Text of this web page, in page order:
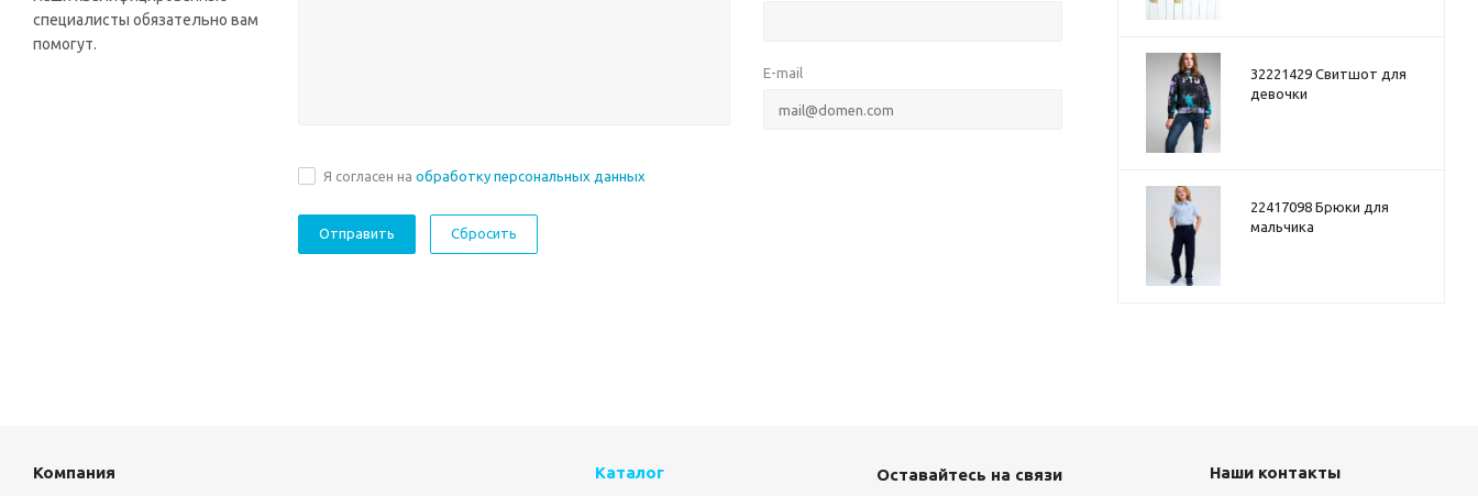
специалисты обязательно вам
помогут.
E-mail
Я согласен наобработку персональных данных
Сбросить
32221429 Свитшот для
девочки
22417098 Брюки для
мальчика
Компания Каталог Оставайтесь на связи Наши контакты